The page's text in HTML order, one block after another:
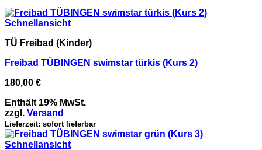
Schnellansicht
TÜ Freibad (Kinder)
Freibad TÜBINGEN swimstar türkis (Kurs 2)
180,00 €
Enthält 19% MwSt.
zzgl. Versand
Lieferzeit: sofort lieferbar
Schnellansicht